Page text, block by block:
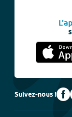
Suivez-nous !